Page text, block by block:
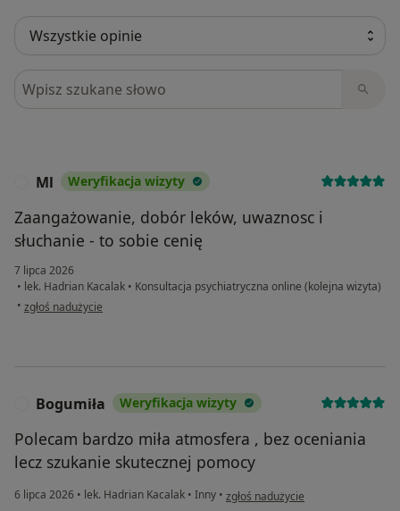
Szukaj w opiniach
Ml Weryfikacja wizyty
Zaangażowanie, dobór leków, uwaznosc i
słuchanie - to sobie cenię
7 lipca 2026
• lek. Hadrian Kacalak • Konsultacja psychiatryczna online (kolejna wizyta)
• w opinii użytkownika Ml
zgłoś nadużycie
Bogumiła Weryfikacja wizyty
Polecam bardzo miła atmosfera , bez oceniania
lecz szukanie skutecznej pomocy
6 lipca 2026 • lek. Hadrian Kacalak • Inny • w opinii użytkownika Bogumiła
zgłoś nadużycie